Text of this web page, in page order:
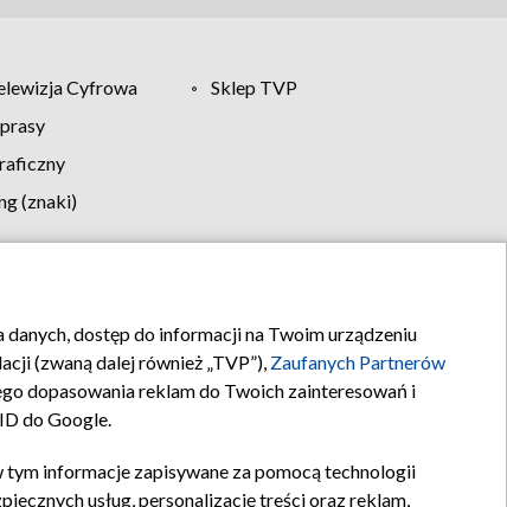
Cyfrowa
Sklep TVP
(znaki)
Kontakt
dostęp do informacji na Twoim urządzeniu
(zwaną dalej również „TVP”), Zaufanych Partnerów
dopasowania reklam do Twoich zainteresowań i
do Google.
tym informacje zapisywane za pomocą technologii
usług, personalizację treści oraz reklam,